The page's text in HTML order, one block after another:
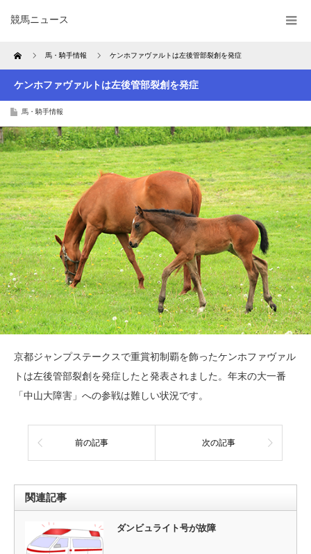
競馬ニュース
Home 馬・騎手情報 ケンホファヴァルトは左後管部裂創を発症
ケンホファヴァルトは左後管部裂創を発症
馬・騎手情報
京都ジャンプステークスで重賞初制覇を飾ったケンホファヴァル
トは左後管部裂創を発症したと発表されました。年末の大一番
「中山大障害」への参戦は難しい状況です。
前の記事 次の記事
関連記事
ダンビュライト号が故障